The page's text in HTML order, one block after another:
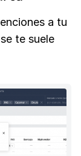
a tu
te suele